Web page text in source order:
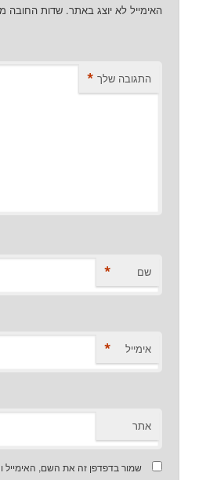
האימייל לא יוצג באתר. שדות החובה
התגובה שלך *
שם *
אימייל *
אתר
שמור בדפדפן זה את השם,